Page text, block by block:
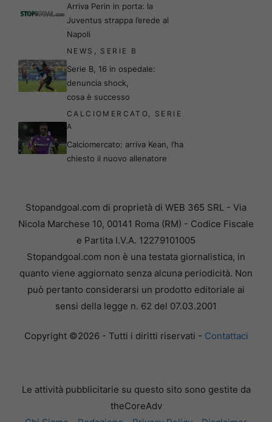
Arriva Perin in porta: la
Juventus strappa l’erede al
Napoli
NEWS SERIE B
Serie B, 16 in ospedale:
denuncia shock,
cosa è successo
CALCIOMERCATO
SERIE
A
Calciomercato: arriva Kean, l’ha
chiesto il nuovo allenatore
Stopandgoal.com di proprietà di WEB 365 SRL - Via
Nicola Marchese 10, 00141 Roma (RM) - Codice Fiscale
e Partita I.V.A. 12279101005
Stopandgoal.com non è una testata giornalistica, in
quanto viene aggiornato senza alcuna periodicità. Non
può pertanto considerarsi un prodotto editoriale ai
sensi della legge n. 62 del 07.03.2001
Copyright ©2026 - Tutti i diritti riservati - Contattaci
Le attività pubblicitarie su questo sito sono gestite da
theCoreAdv